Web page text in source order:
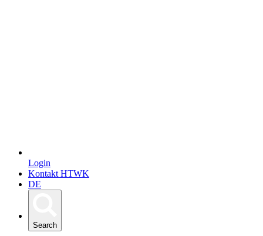
Login
Kontakt HTWK
DE
Search